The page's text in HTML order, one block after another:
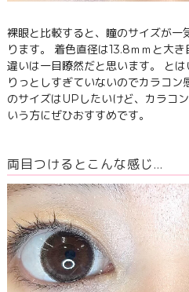
裸眼と比較すると、瞳のサイズが一
ります。 着色直径は13.8ｍｍと大
違いは一目瞭然だと思います。 と
りっとしすぎていないのでカラコ
のサイズはUPしたいけど、カラコ
いう方にぜひおすすめです。
両目つけるとこんな感じ…